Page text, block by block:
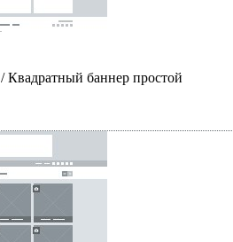
/ Квадратный баннер простой